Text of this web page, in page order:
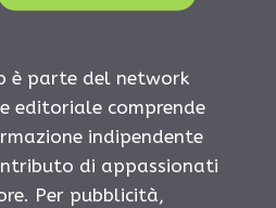
è parte del network
editoriale comprende
indipendente
di appassionati
Per pubblicità,